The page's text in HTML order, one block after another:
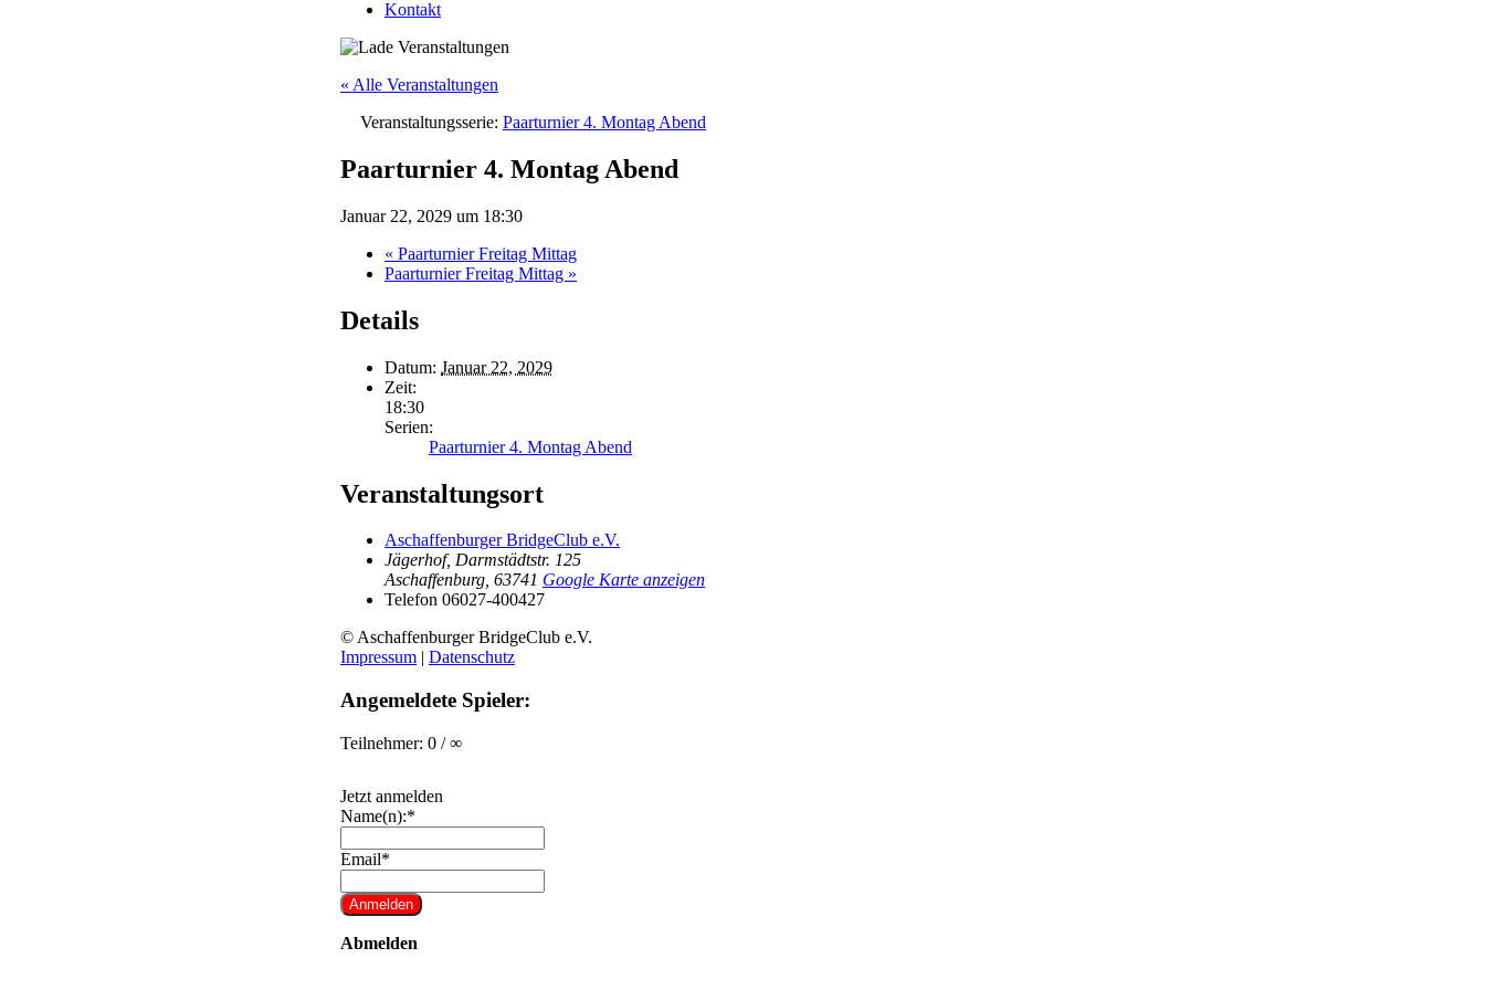
Kontakt
« Alle Veranstaltungen
Veranstaltungsserie: Paarturnier 4. Montag Abend
Paarturnier 4. Montag Abend
Januar 22, 2029 um 18:30
« Paarturnier Freitag Mittag
Paarturnier Freitag Mittag »
Details
Datum: Januar 22, 2029
Zeit:
18:30
Serien:
Paarturnier 4. Montag Abend
Veranstaltungsort
Aschaffenburger BridgeClub e.V.
Jägerhof, Darmstädtstr. 125
Aschaffenburg, 63741 Google Karte anzeigen
Telefon 06027-400427
© Aschaffenburger BridgeClub e.V.
Impressum | Datenschutz
Angemeldete Spieler:
Teilnehmer: 0 / ∞
Jetzt anmelden
Name(n):*
Email*
Abmelden